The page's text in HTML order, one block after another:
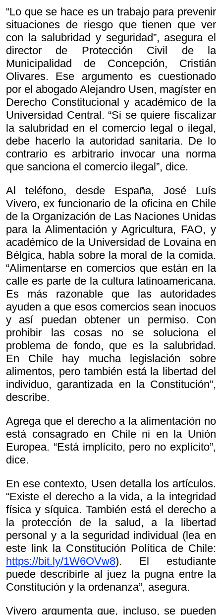
“Lo que se hace es un trabajo para prevenir
situaciones de riesgo que tienen que ver
con la salubridad y seguridad”, asegura el
director de Protección Civil de la
Municipalidad de Concepción, Cristián
Olivares. Ese argumento es cuestionado
por el abogado Alejandro Usen, magíster en
Derecho Constitucional y académico de la
Universidad Central. “Si se quiere fiscalizar
la salubridad en el comercio legal o ilegal,
debe hacerlo la autoridad sanitaria. De lo
contrario es arbitrario invocar una norma
que sanciona el comercio ilegal”, dice.
Al teléfono, desde España, José Luís
Vivero, ex funcionario de la oficina en Chile
de la Organización de Las Naciones Unidas
para la Alimentación y Agricultura, FAO, y
académico de la Universidad de Lovaina en
Bélgica, habla sobre la moral de la comida.
“Alimentarse en comercios que están en la
calle es parte de la cultura latinoamericana.
Es más razonable que las autoridades
ayuden a que esos comercios sean inocuos
y así puedan obtener un permiso. Con
prohibir las cosas no se soluciona el
problema de fondo, que es la salubridad.
En Chile hay mucha legislación sobre
alimentos, pero también está la libertad del
individuo, garantizada en la Constitución”,
describe.
Agrega que el derecho a la alimentación no
está consagrado en Chile ni en la Unión
Europea. “Está implícito, pero no explícito”,
dice.
En ese contexto, Usen detalla los artículos.
“Existe el derecho a la vida, a la integridad
física y síquica. También está el derecho a
la protección de la salud, a la libertad
personal y a la seguridad individual (lea en
este link la Constitución Política de Chile:
https://bit.ly/1W6OVw8). El estudiante
puede describirle al juez la pugna entre la
Constitución y la ordenanza”, asegura.
Vivero argumenta que, incluso, se pueden